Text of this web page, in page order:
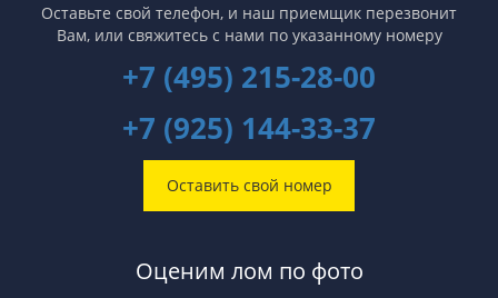
Оставьте свой телефон, и наш приемщик перезвонит
Вам, или свяжитесь с нами по указанному номеру
+7 (495) 215-28-00
+7 (925) 144-33-37
Оставить свой номер
Оценим лом по фото